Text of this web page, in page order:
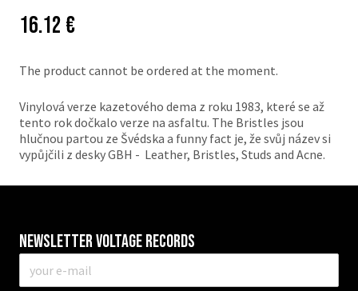
Price:
16.12 €
The product cannot be ordered at the moment.
Vinylová verze kazetového dema z roku 1983, které se až
tento rok dočkalo verze na asfaltu. The Bristles jsou
hlučnou partou ze Švédska a funny fact je, že svůj název si
vypůjčili z desky GBH - Leather, Bristles, Studs and Acne.
Newsletter VOLTAGE RECORDS
mail